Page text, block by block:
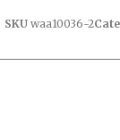
SKU waa10036-2